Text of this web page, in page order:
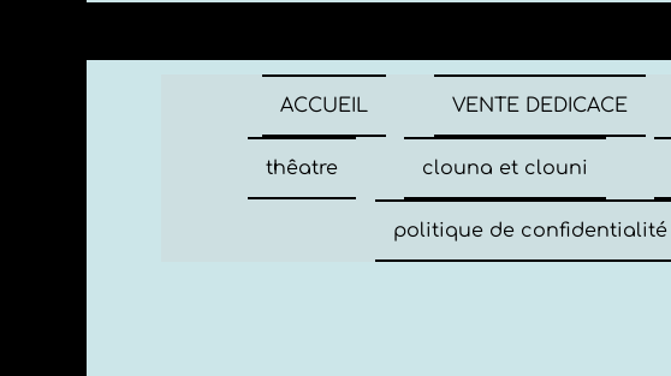
ACCUEIL VENTE DEDICACE
thêatre clouna et clouni
politique de confidentialité